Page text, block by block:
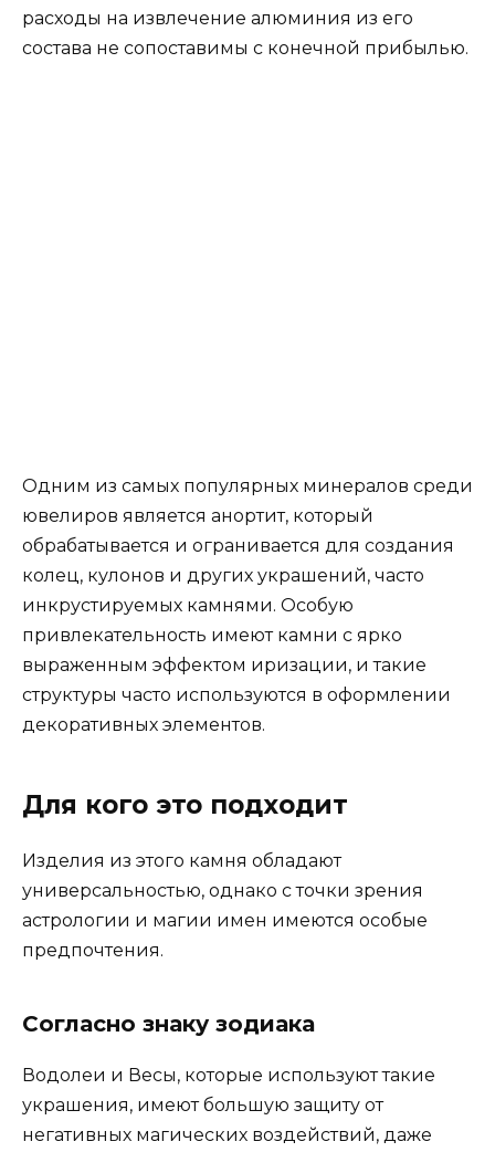
расходы на извлечение алюминия из его
состава не сопоставимы с конечной прибылью.
Одним из самых популярных минералов среди
ювелиров является анортит, который
обрабатывается и огранивается для создания
колец, кулонов и других украшений, часто
инкрустируемых камнями. Особую
привлекательность имеют камни с ярко
выраженным эффектом иризации, и такие
структуры часто используются в оформлении
декоративных элементов.
Для кого это подходит
Изделия из этого камня обладают
универсальностью, однако с точки зрения
астрологии и магии имен имеются особые
предпочтения.
Согласно знаку зодиака
Водолеи и Весы, которые используют такие
украшения, имеют большую защиту от
негативных магических воздействий, даже